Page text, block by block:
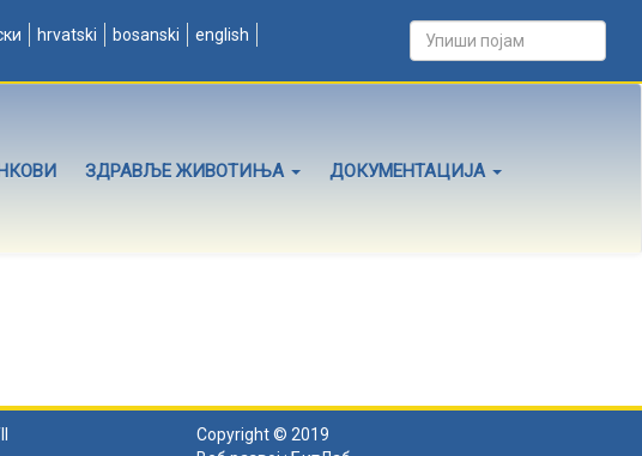
hrvatski bosanski english
ЗДРАВЉЕ ЖИВОТИЊА ДОКУМЕНТАЦИЈА
Copyright © 2019